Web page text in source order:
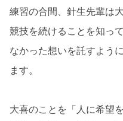
練習の合間、針生先輩は
競技を続けることを知っ
なかった想いを託すよう
ます。
大喜のことを「人に希望